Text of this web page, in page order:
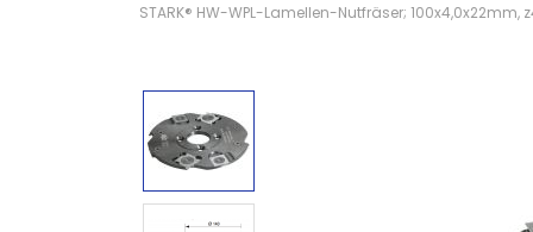
STARK® HW-WPL-Lamellen-Nutfräser; 100x4,0x22mm,